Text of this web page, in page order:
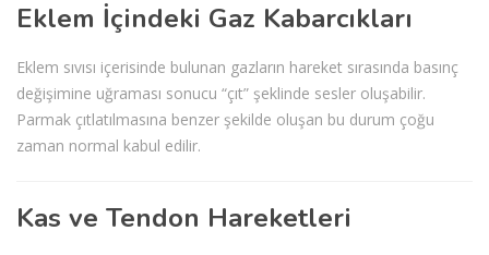
Eklem İçindeki Gaz Kabarcıkları
Eklem sıvısı içerisinde bulunan gazların hareket sırasında basınç
değişimine uğraması sonucu “çıt” şeklinde sesler oluşabilir.
Parmak çıtlatılmasına benzer şekilde oluşan bu durum çoğu
zaman normal kabul edilir.
Kas ve Tendon Hareketleri